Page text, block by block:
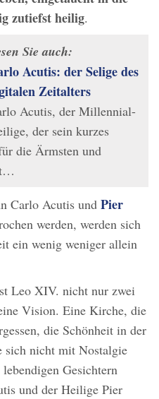
zutiefst heilig.
Sie auch:
Acutis: der Selige des
Zeitalters
Acutis, der Millennial-
der sein kurzes
die Ärmsten und
Carlo Acutis und Pier
werden, werden sich
ein wenig weniger allein
Leo XIV. nicht nur zwei
Vision. Eine Kirche, die
die Schönheit in der
sich nicht mit Nostalgie
Gesichtern
und der Heilige Pier